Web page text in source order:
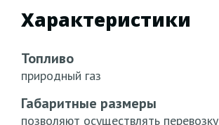
Характеристики
Топливо
природный газ
Габаритные размеры
позволяют осуществлять перевозку